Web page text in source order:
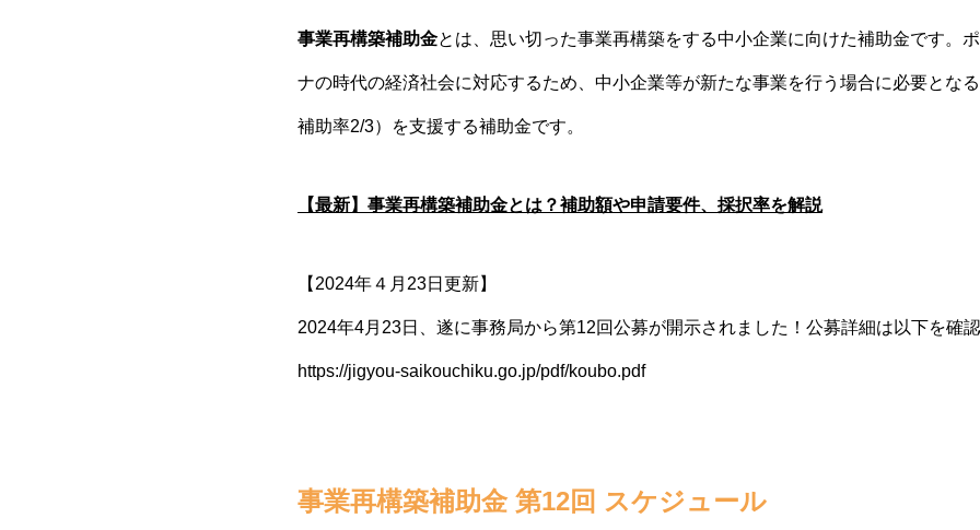
事業再構築補助金とは、思い切った事業再構築をする中小企業に向けた補助金です。
ナの時代の経済社会に対応するため、中小企業等が新たな事業を行う場合に必要となる
補助率2/3）を支援する補助金です。
【最新】事業再構築補助金とは？補助額や申請要件、採択率を解説
【2024年４月23日更新】
2024年4月23日、遂に事務局から第12回公募が開示されました！公募詳細は以下を確認
https://jigyou-saikouchiku.go.jp/pdf/koubo.pdf
事業再構築補助金 第12回 スケジュール